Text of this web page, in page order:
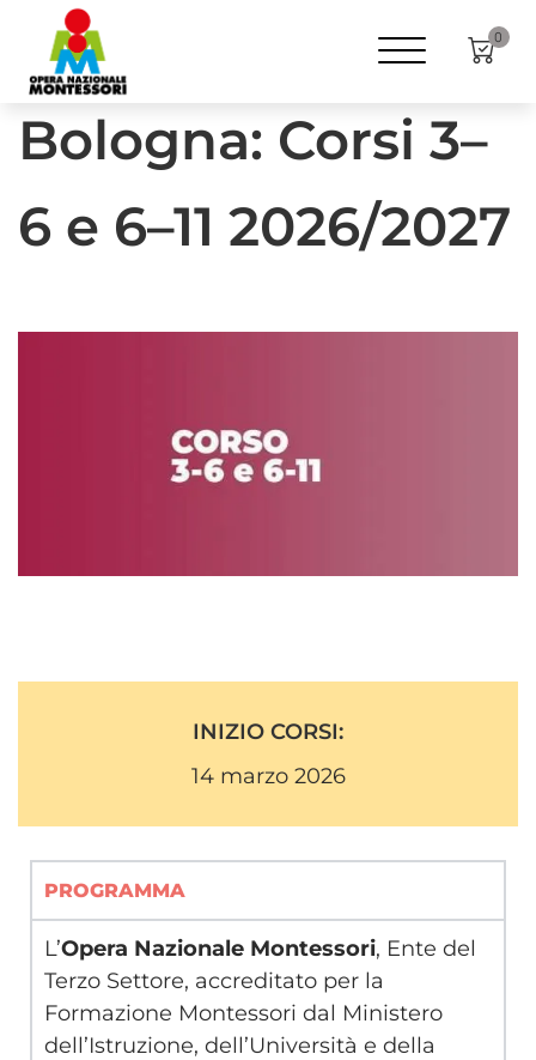
0
Bologna: Corsi 3–
6 e 6–11 2026/2027
INIZIO CORSI:
14 marzo 2026
PROGRAMMA
L’Opera Nazionale Montessori, Ente del
Terzo Settore, accreditato per la
Formazione Montessori dal Ministero
dell’Istruzione, dell’Università e della